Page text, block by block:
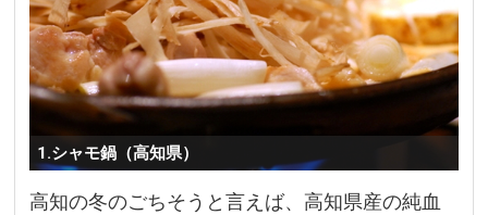
1.シャモ鍋（高知県）
高知の冬のごちそうと言えば、高知県産の純血